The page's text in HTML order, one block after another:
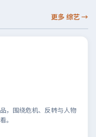
更多 综艺→
，围绕危机、反转与人物
。